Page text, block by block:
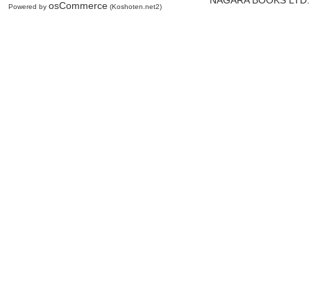
Powered by osCommerce (Koshoten.net2)